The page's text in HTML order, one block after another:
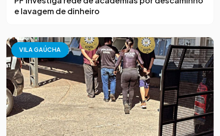
e lavagem de dinheiro
VILA GAÚCHA